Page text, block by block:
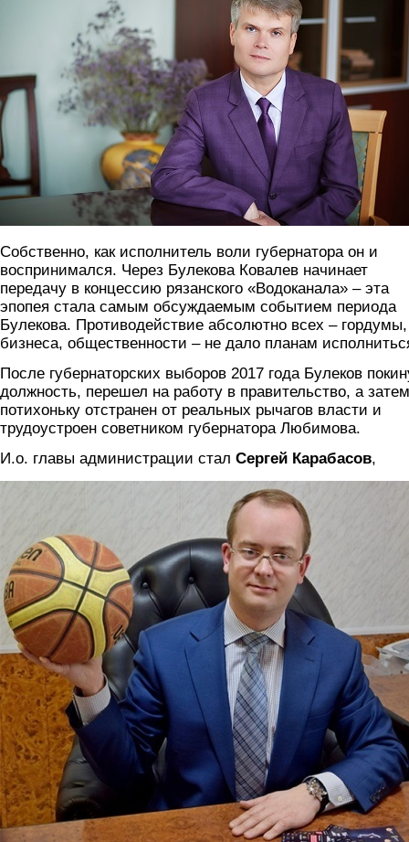
Собственно, как исполнитель воли губернатора он и
воспринимался. Через Булекова Ковалев начинает
передачу в концессию рязанского «Водоканала» – эта
эпопея стала самым обсуждаемым событием периода
Булекова. Противодействие абсолютно всех – гордумы,
бизнеса, общественности – не дало планам
После губернаторских выборов 2017 года Булеков
должность, перешел на работу в правительство, а затем
потихоньку отстранен от реальных рычагов власти и
трудоустроен советником губернатора Любимова.
И.о. главы администрации стал Сергей Карабасов,